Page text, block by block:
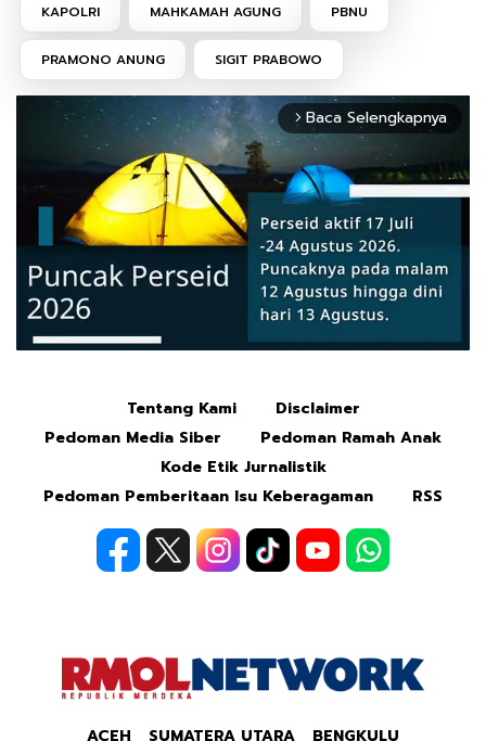
KAPOLRI MAHKAMAH AGUNG PBNU
PRAMONO ANUNG SIGIT PRABOWO
arrow_forward_ios Baca Selengkapnya
Tentang Kami
Disclaimer
Pedoman Media Siber
Pedoman Ramah Anak
Kode Etik Jurnalistik
Pedoman Pemberitaan Isu Keberagaman
RSS
ACEH SUMATERA UTARA BENGKULU